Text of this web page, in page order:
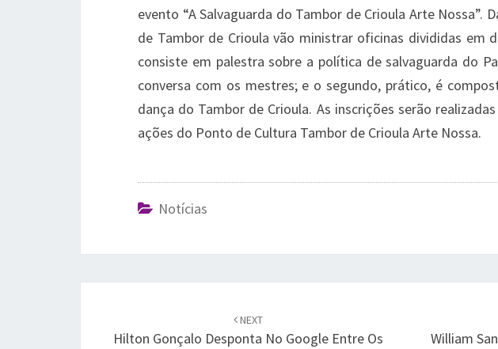
evento “A Salvaguarda do Tambor de Crioula Arte Nossa”.
de Tambor de Crioula vão ministrar oficinas divididas em
consiste em palestra sobre a política de salvaguarda do
conversa com os mestres; e o segundo, prático, é
dança do Tambor de Crioula. As inscrições serão
ações do Ponto de Cultura Tambor de Crioula Arte Nossa.
Notícias
NEXT
Hilton Gonçalo Desponta No Google Entre Os
William